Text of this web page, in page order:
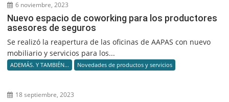
6 noviembre, 2023
Nuevo espacio de coworking para los productores
asesores de seguros
Se realizó la reapertura de las oficinas de AAPAS con nuevo
mobiliario y servicios para los...
ADEMÁS. Y TAMBIÉN... Novedades de productos y servicios
18 septiembre, 2023